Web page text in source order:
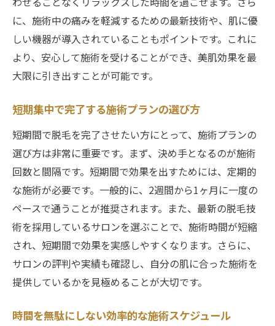
に、施術中の痛みを軽減するための最新技術や、肌に優
しい機器が導入されていることもポイントです。これに
より、安心して施術を受けることができ、美肌効果を最
大限に引き出すことが可能です。
短期集中で完了する施術プランの選び方
短期間で脱毛を完了させたい方にとって、施術プランの
選び方は非常に重要です。まず、決め手となるのが施術
回数と間隔です。短期間で効果を出すためには、定期的
な施術が必要です。一般的に、2週間から1ヶ月に一度の
ペースで通うことが推奨されます。また、最新の脱毛技
術を採用しているサロンを選ぶことで、施術時間が短縮
され、短期間で効果を実感しやすくなります。さらに、
サロンの評判や実績も確認し、自分の肌に合った施術を
提供しているかを見極めることが大切です。
時間を無駄にしない効率的な施術スケジュール